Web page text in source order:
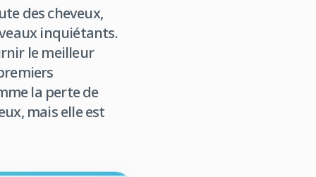
des cheveux,
inquiétants.
le meilleur
la perte de
mais elle est